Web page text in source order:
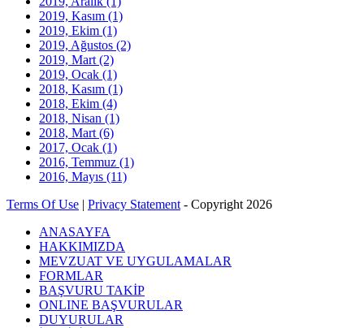
2019, Kasım (1)
2019, Ekim (1)
2019, Ağustos (2)
2019, Mart (2)
2019, Ocak (1)
2018, Kasım (1)
2018, Ekim (4)
2018, Nisan (1)
2018, Mart (6)
2017, Ocak (1)
2016, Temmuz (1)
2016, Mayıs (11)
Terms Of Use | Privacy Statement - Copyright 2026
ANASAYFA
HAKKIMIZDA
MEVZUAT VE UYGULAMALAR
FORMLAR
BAŞVURU TAKİP
ONLINE BAŞVURULAR
DUYURULAR